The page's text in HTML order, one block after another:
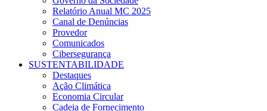
Relatório Anual MC 2025
Canal de Denúncias
Provedor
Comunicados
Cibersegurança
SUSTENTABILIDADE
Destaques
Ação Climática
Economia Circular
Cadeia de Fornecimento